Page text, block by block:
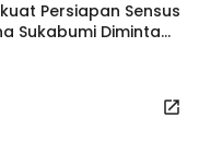
Persiapan Sensus
Sukabumi Diminta